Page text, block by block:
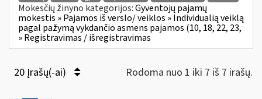
Mokesčių žinyno kategorijos:Gyventojų pajamų
mokestis » Pajamos iš verslo/ veiklos » Individualią veiklą
pagal pažymą vykdančio asmens pajamos (10, 18, 22, 23,
» Registravimas / išregistravimas
20 Įrašų(-ai) Rodoma nuo 1 iki 7 iš 7 irašų.